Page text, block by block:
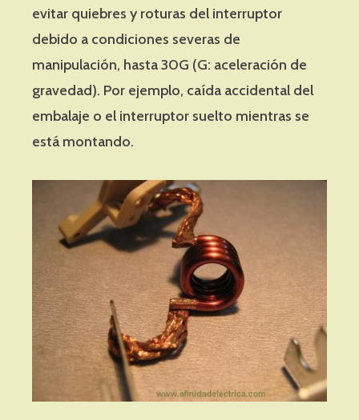
evitar quiebres y roturas del interruptor
debido a condiciones severas de
manipulación, hasta 30G (G: aceleración de
gravedad). Por ejemplo, caída accidental del
embalaje o el interruptor suelto mientras se
está montando.